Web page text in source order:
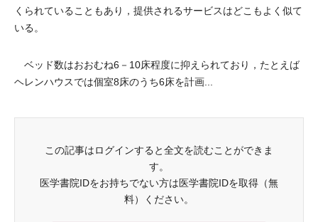
くられていることもあり，提供されるサービスはどこもよく似て
いる。
ベッド数はおおむね6－10床程度に抑えられており，たとえば
ヘレンハウスでは個室8床のうち6床を計画...
この記事はログインすると全文を読むことができま
す。
医学書院IDをお持ちでない方は医学書院IDを取得（無
料）ください。